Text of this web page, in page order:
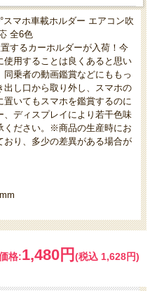
マホ車載ホルダー エアコン吹
全6色
するカーホルダーが入荷！今
用することは良くあると思い
乗者の動画鑑賞などにももっ
し口から取り外し、スマホの
いてもスマホを鑑賞するのに
ディスプレイにより若干色味
ください。※商品の生産時にお
り、多少の差異がある場合が
格:1,480円 (税込 1,628円)